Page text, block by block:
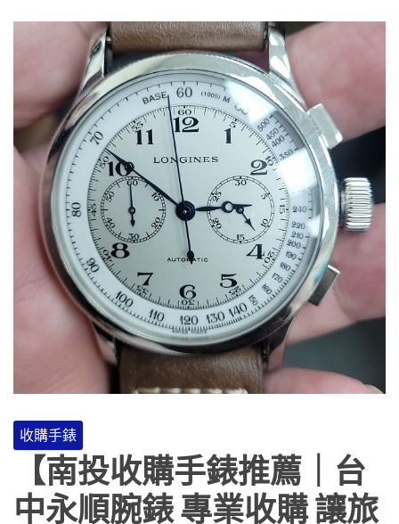
收購手錶
【南投收購手錶推薦｜台
中永順腕錶 專業收購 讓旅